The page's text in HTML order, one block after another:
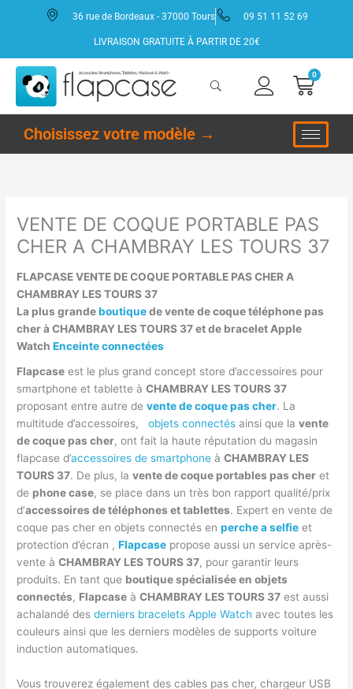
36 rue de Bordeaux - 37000 Tours 09 51 11 52 69
LIVRAISON GRATUITE À PARTIR DE 20€
0
Choisissez votre modèle →
VENTE DE COQUE PORTABLE PAS
CHER A CHAMBRAY LES TOURS 37
FLAPCASE VENTE DE COQUE PORTABLE PAS CHER A
CHAMBRAY LES TOURS 37
La plus grandeboutiquede vente de coque téléphone pas
cher à CHAMBRAY LES TOURS 37 et de bracelet Apple
WatchEnceinte connectées
Flapcase est le plus grand concept store d’accessoires pour
smartphone et tablette àCHAMBRAY LES TOURS 37
proposant entre autre devente de coque pas cher. La
multitude d’accessoires,objets connectés ainsi que lavente
de coque pas cher, ont fait la haute réputation du magasin
flapcase d’accessoires de smartphone àCHAMBRAY LES
TOURS 37. De plus, lavente de coque portables pas cher et
de phone case, se place dans un très bon rapport qualité/prix
d’accessoires de téléphones et tablettes. Expert en vente de
coque pas cher en objets connectés enperche a selfie et
protection d’écran ,Flapcase propose aussi un service après-
vente àCHAMBRAY LES TOURS 37, pour garantir leurs
produits. En tant que boutique spécialisée en objets
connectés, Flapcase àCHAMBRAY LES TOURS 37 est aussi
achalandé desderniers bracelets Apple Watch avec toutes les
couleurs ainsi que les derniers modèles de supports voiture
induction automatiques.
Vous trouverez également des cables pas cher, chargeur USB